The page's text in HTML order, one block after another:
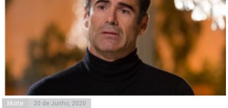
Morte 20 de Junho, 2020